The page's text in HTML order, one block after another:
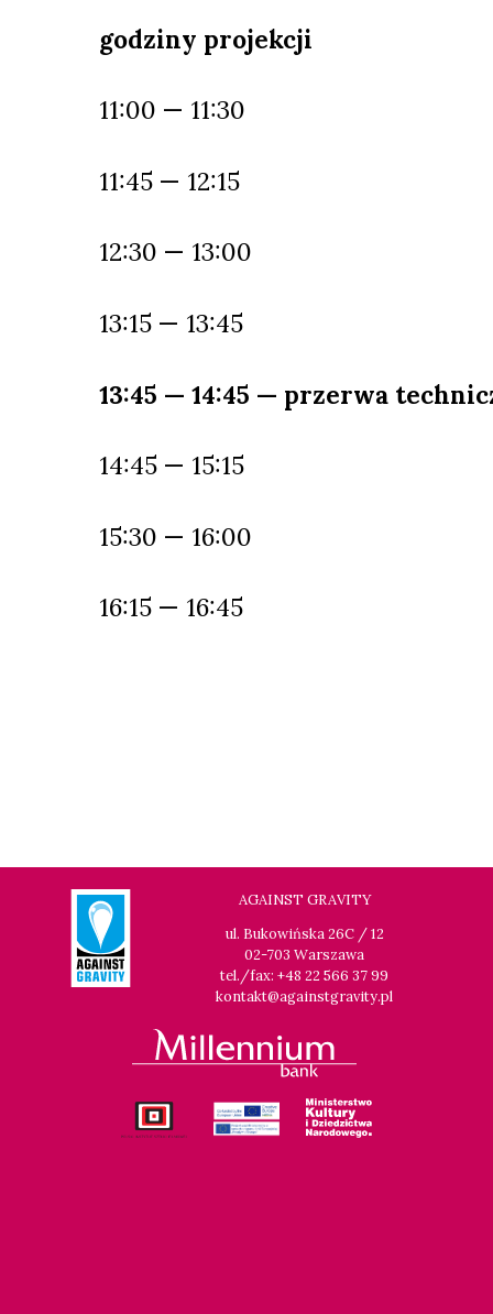
godziny projekcji
11:00 — 11:30
11:45 — 12:15
12:30 — 13:00
13:15 — 13:45
13:45 — 14:45 — przerwa
14:45 — 15:15
15:30 — 16:00
16:15 — 16:45
AGAINST GRAVITY
ul. Bukowińska 26C / 12
02-703 Warszawa
tel./fax: +48 22 566 37 99
kontakt@againstgravity.pl